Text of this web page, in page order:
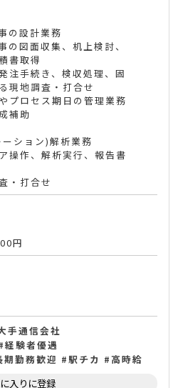
の設計業務
図面収集、机上検討、
書取得
手続き、検収処理、固
現地調査・打合せ
プロセス期日の管理業務
補助
ション)解析業務
操作、解析実行、報告書
・打合せ
円
手通信会社
経験者優遇
期勤務歓迎 駅チカ
高時給
入りに登録